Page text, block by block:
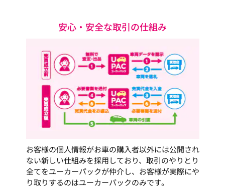
安心・安全な取引の仕組み
お客様の個人情報がお車の購入者以外には公開され
ない新しい仕組みを採用しており、取引のやりとり
全てをユーカーパックが仲介し、お客様が実際にや
り取りするのはユーカーパックのみです。